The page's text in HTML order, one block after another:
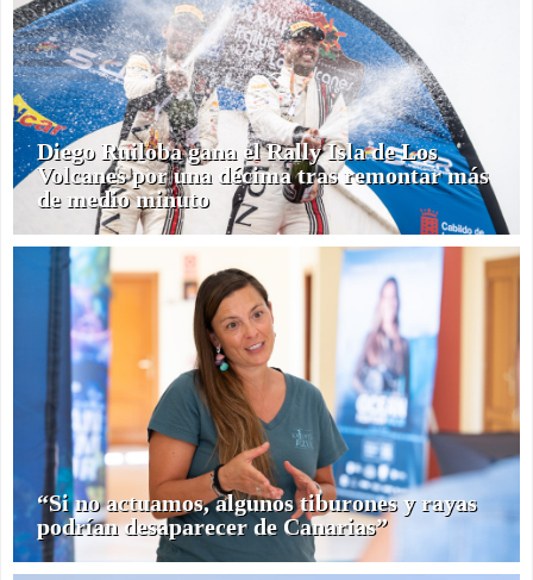
Diego Ruiloba gana el Rally Isla de Los
Volcanes por una décima tras remontar más
de medio minuto
“Si no actuamos, algunos tiburones y rayas
podrían desaparecer de Canarias”